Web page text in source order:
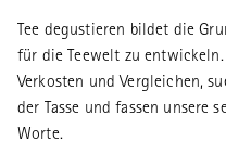
Tee degustieren bildet die
für die Teewelt zu
Verkosten und Vergleichen,
der Tasse und fassen unsere
Worte.